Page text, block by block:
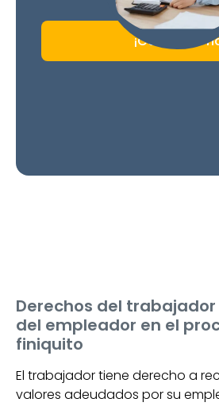
¡Comienza
Derechos del
del empleador en el
finiquito
El trabajador tiene derecho a
valores adeudados por su